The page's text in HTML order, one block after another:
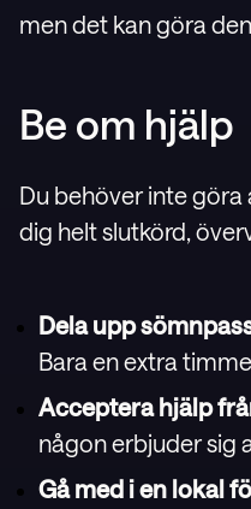
men det kan göra
Be om hjälp
Du behöver inte göra
dig helt slutkörd,
Dela upp
Bara en extra
Acceptera hjälp
någon erbjuder sig
Gå med i en lokal